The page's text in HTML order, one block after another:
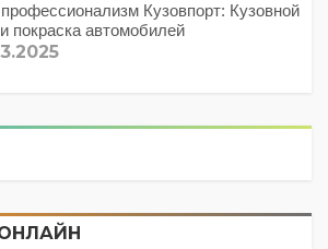
Кузовпорт: Кузовной
покраска автомобилей